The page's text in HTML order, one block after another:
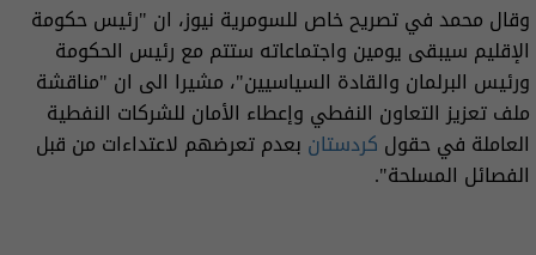
وقال محمد في تصريح خاص للسومرية نيوز، ان "رئيس حكومة
الإقليم سيبقى يومين واجتماعاته ستتم مع رئيس الحكومة
ورئيس البرلمان والقادة السياسيين"، مشيرا الى ان "مناقشة
ملف تعزيز التعاون النفطي وإعطاء الأمان للشركات النفطية
العاملة في حقول كردستان بعدم تعرضهم لاعتداءات من قبل
الفصائل المسلحة".